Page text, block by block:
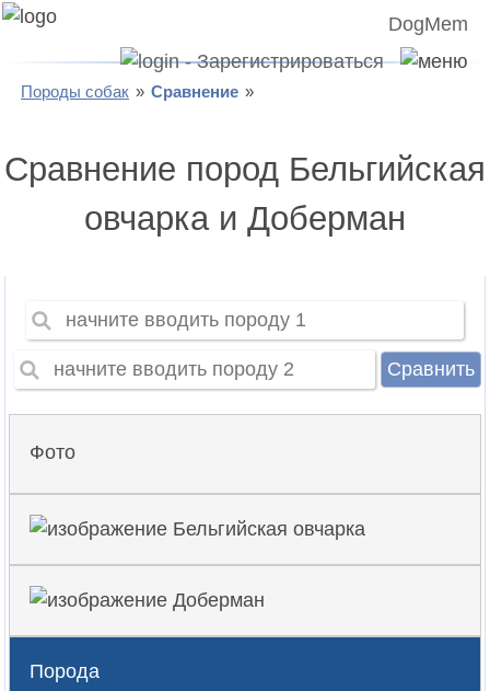
DogMem
Породы собак Сравнение
Сравнение пород Бельгийская
овчарка и Доберман
Сравнить
Фото
Порода